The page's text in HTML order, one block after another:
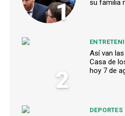
1
su familia
2
Así van
Casa de
hoy 7 de
DEPORTES